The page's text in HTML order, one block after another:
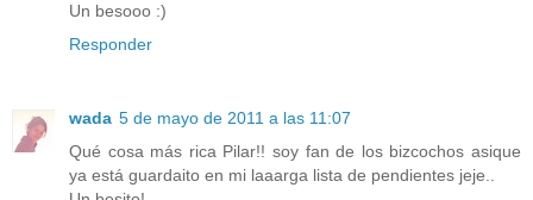
Un besooo :)
Responder
wada 5 de mayo de 2011 a las 11:07
Qué cosa más rica Pilar!! soy fan de los bizcochos asique
ya está guardaito en mi laaarga lista de pendientes jeje..